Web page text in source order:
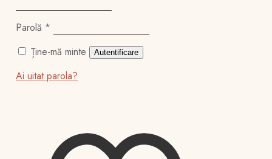
Parolă *
Ține-mă minte
Autentificare
Ai uitat parola?